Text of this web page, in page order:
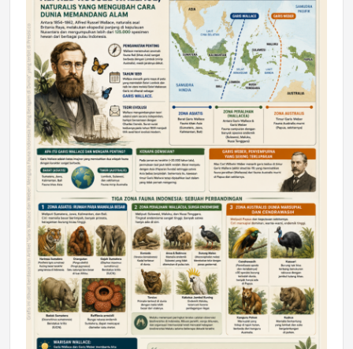
DAERAH
Astra Motor Kalimantan Timur 2 Dukung
Mahasiswa Samarinda dalam Astra
Honda SDGs Future Leaders 2026
Jumat, 10 Jul 2026 19:01